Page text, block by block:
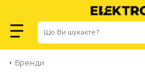
Бренди